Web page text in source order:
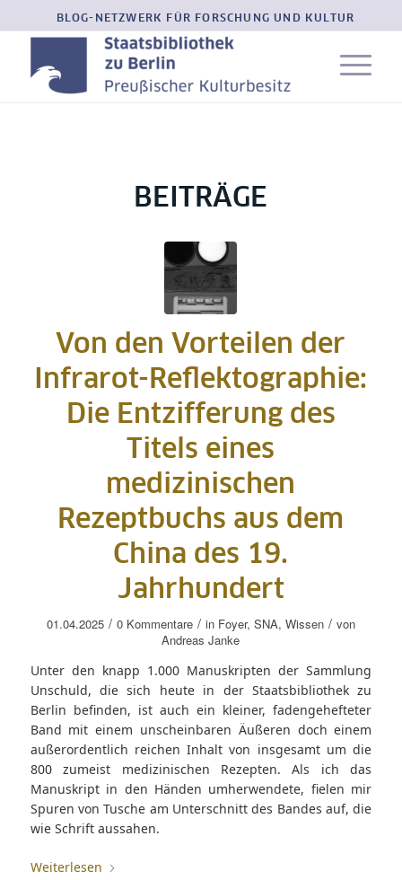
BLOG-NETZWERK FÜR FORSCHUNG UND KULTUR
BEITRÄGE
Von den Vorteilen der
Infrarot-Reflektographie:
Die Entzifferung des
Titels eines
medizinischen
Rezeptbuchs aus dem
China des 19.
Jahrhundert
01.04.2025 / 0 Kommentare / in Foyer, SNA, Wissen / von
Andreas Janke
Unter den knapp 1.000 Manuskripten der Sammlung
Unschuld, die sich heute in der Staatsbibliothek zu
Berlin befinden, ist auch ein kleiner, fadengehefteter
Band mit einem unscheinbaren Äußeren doch einem
außerordentlich reichen Inhalt von insgesamt um die
800 zumeist medizinischen Rezepten. Als ich das
Manuskript in den Händen umherwendete, fielen mir
Spuren von Tusche am Unterschnitt des Bandes auf, die
wie Schrift aussahen.
Weiterlesen